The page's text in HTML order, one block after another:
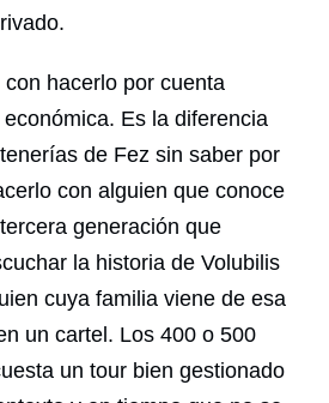
hacerlo por cuenta
Es la diferencia
de Fez sin saber por
con alguien que conoce
generación que
la historia de Volubilis
cuya familia viene de esa
un cartel. Los 400 o 500
un tour bien gestionado